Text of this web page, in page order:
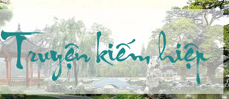
Truyện kiếm hiệp